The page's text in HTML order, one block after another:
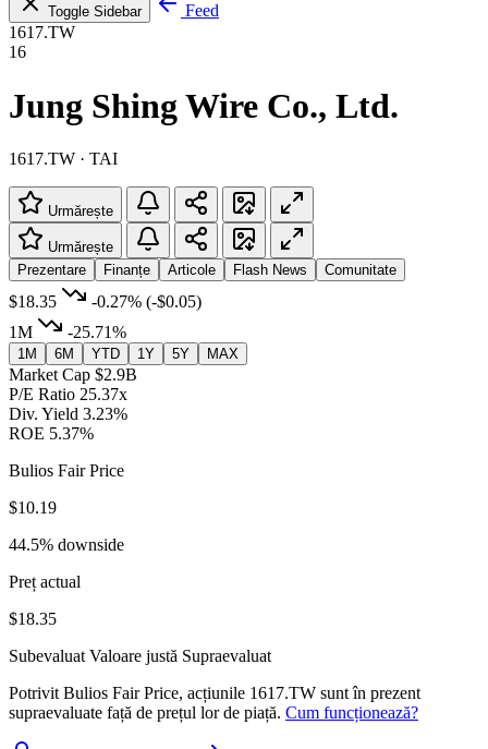
Toggle Sidebar
Feed
1617.TW
16
Jung Shing Wire Co., Ltd.
1617.TW · TAI
Urmărește
Urmărește
Prezentare
Finanțe Articole Flash News Comunitate
$18.35 -0.27% (-$0.05)
1M
-25.71%
1M 6M YTD 1Y 5Y MAX
Market Cap $2.9B
P/E Ratio 25.37x
Div. Yield 3.23%
ROE 5.37%
Bulios Fair Price
$10.19
44.5% downside
Preț actual
$18.35
Subevaluat Valoare justă Supraevaluat
Potrivit Bulios Fair Price, acțiunile 1617.TW sunt în prezent
supraevaluate față de prețul lor de piață. Cum funcționează?